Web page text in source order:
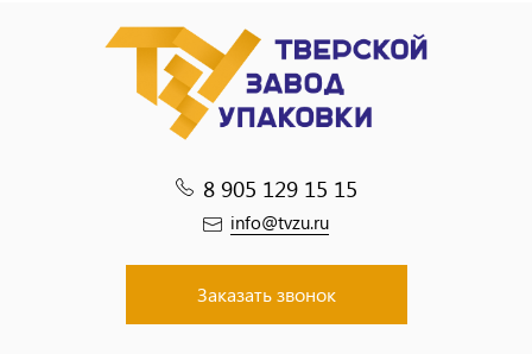
8 905 129 15 15
info@tvzu.ru
Заказать звонок